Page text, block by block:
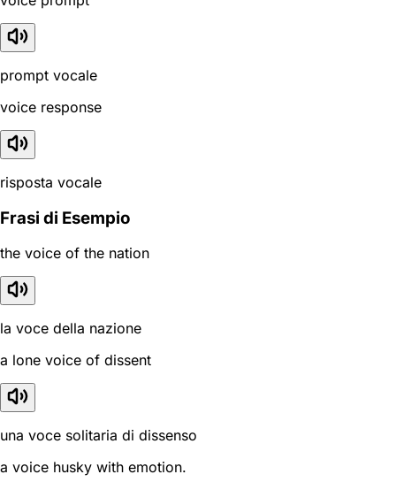
prompt vocale
voice response
risposta vocale
Frasi di Esempio
the voice of the nation
la voce della nazione
a lone voice of dissent
una voce solitaria di dissenso
a voice husky with emotion.